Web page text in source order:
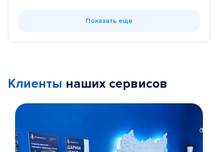
Показать еще
Клиенты наших сервисов